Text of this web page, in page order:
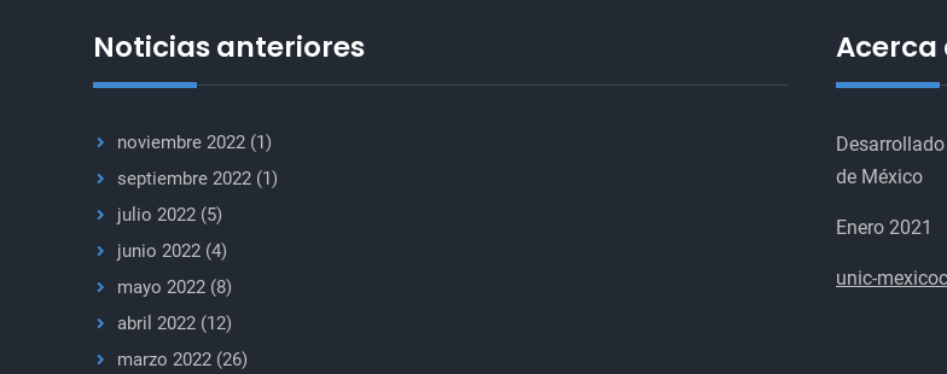
Sexual
en
Noticias anteriores
noviembre 2022 (1)
septiembre 2022 (1)
julio 2022 (5)
junio 2022 (4)
mayo 2022 (8)
abril 2022 (12)
marzo 2022 (26)
Acerca
de México
Enero 2021
unic-